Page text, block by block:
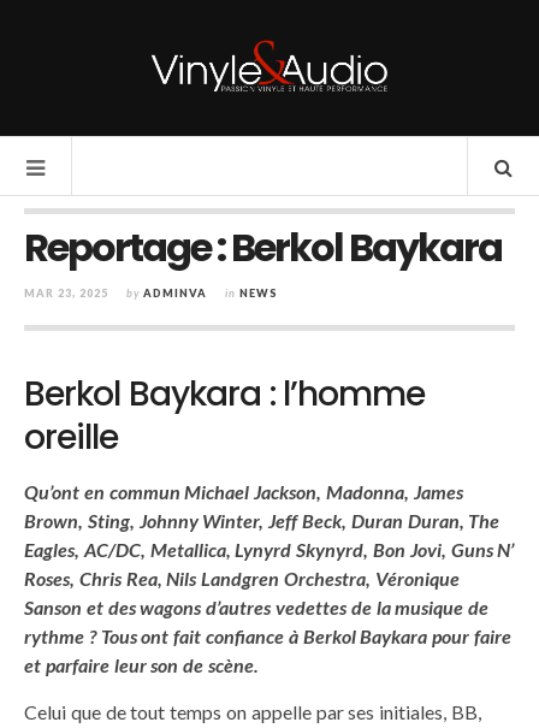
Reportage : Berkol Baykara
MAR 23, 2025 by ADMINVA in NEWS
Berkol Baykara : l’homme
oreille
Qu’ont en commun Michael Jackson, Madonna, James
Brown, Sting, Johnny Winter, Jeff Beck, Duran Duran, The
Eagles, AC/DC, Metallica, Lynyrd Skynyrd, Bon Jovi, Guns N’
Roses, Chris Rea, Nils Landgren Orchestra, Véronique
Sanson et des wagons d’autres vedettes de la musique de
rythme ? Tous ont fait confiance à Berkol Baykara pour faire
et parfaire leur son de scène.
Celui que de tout temps on appelle par ses initiales, BB,